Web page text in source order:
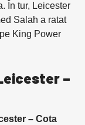
În tur, Leicester
Salah a ratat
King Power
–
– Cota